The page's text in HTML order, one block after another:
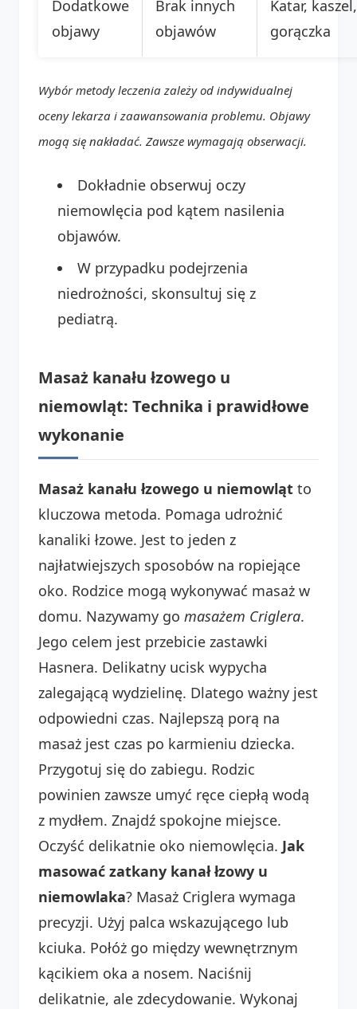
Dodatkowe
objawy
Brak innych
objawów
Katar, kaszel,
gorączka
Wybór metody leczenia zależy od indywidualnej
oceny lekarza i zaawansowania problemu. Objawy
mogą się nakładać. Zawsze wymagają obserwacji.
Dokładnie obserwuj oczy
niemowlęcia pod kątem nasilenia
objawów.
W przypadku podejrzenia
niedrożności, skonsultuj się z
pediatrą.
Masaż kanału łzowego u
niemowląt: Technika i prawidłowe
wykonanie
Masaż kanału łzowego u niemowląt to
kluczowa metoda. Pomaga udrożnić
kanaliki łzowe. Jest to jeden z
najłatwiejszych sposobów na ropiejące
oko. Rodzice mogą wykonywać masaż w
domu. Nazywamy go masażem Criglera.
Jego celem jest przebicie zastawki
Hasnera. Delikatny ucisk wypycha
zalegającą wydzielinę. Dlatego ważny jest
odpowiedni czas. Najlepszą porą na
masaż jest czas po karmieniu dziecka.
Przygotuj się do zabiegu. Rodzic
powinien zawsze umyć ręce ciepłą wodą
z mydłem. Znajdź spokojne miejsce.
Oczyść delikatnie oko niemowlęcia. Jak
masować zatkany kanał łzowy u
niemowlaka? Masaż Criglera wymaga
precyzji. Użyj palca wskazującego lub
kciuka. Połóż go między wewnętrznym
kącikiem oka a nosem. Naciśnij
delikatnie, ale zdecydowanie. Wykonaj